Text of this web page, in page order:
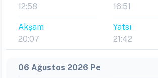
12:58
16:51
Akşam
20:07
Yatsı
21:42
06 Ağustos 2026 Pe